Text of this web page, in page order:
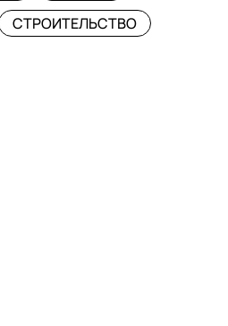
СТРОИТЕЛЬСТВО